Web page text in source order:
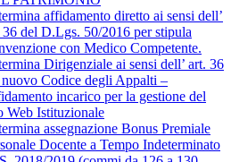
affidamento diretto ai sensi dell’
36 del D.Lgs. 50/2016 per stipula
con Medico Competente.
Dirigenziale ai sensi dell’ art. 36
Codice degli Appalti –
incarico per la gestione del
Web Istituzionale
assegnazione Bonus Premiale
Docente a Tempo Indeterminato